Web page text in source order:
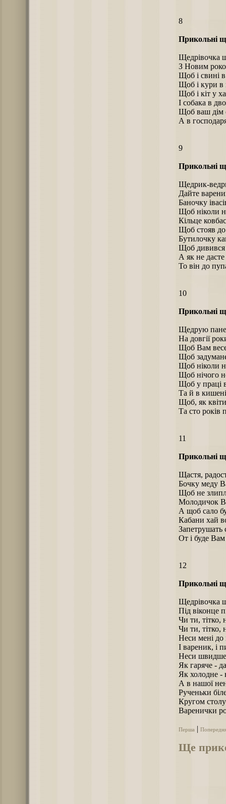
8
Прикольні
Щедрівочка
З Новим
Щоб і свині
Щоб і кури в
Щоб і кіт у
І собака в
Щоб ваш дім
А в
9
Прикольні
Щедрик-
Дайте
Баночку
Щоб ніколи
Кільце
Щоб стояв
Бутилочку
Щоб дивився
А як не дасте
То він до
10
Прикольні
Щедрую пане
На довгії
Щоб Вам
Щоб
Щоб ніколи
Щоб нічого
Щоб у праці
Та й в
Щоб, як
Та сто років
11
Прикольні
Щастя,
Бочку меду
Щоб не
Молодичок
А щоб сало
Кабани хай
Запетрушать
От і буде
12
Прикольні
Щедрівочка
Під віконце
Чи ти, тітко,
Чи ти, тітко,
Неси мені до
І вареник, і
Неси швидше
Як гаряче -
Як холодне -
А в нашої
Рученьки
Кругом
Варенички
Перша
Ще